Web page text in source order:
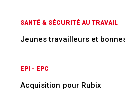
SANTÉ & SÉCURITÉ AU TRAVAIL
Jeunes travailleurs et
EPI - EPC
Acquisition pour Rubix